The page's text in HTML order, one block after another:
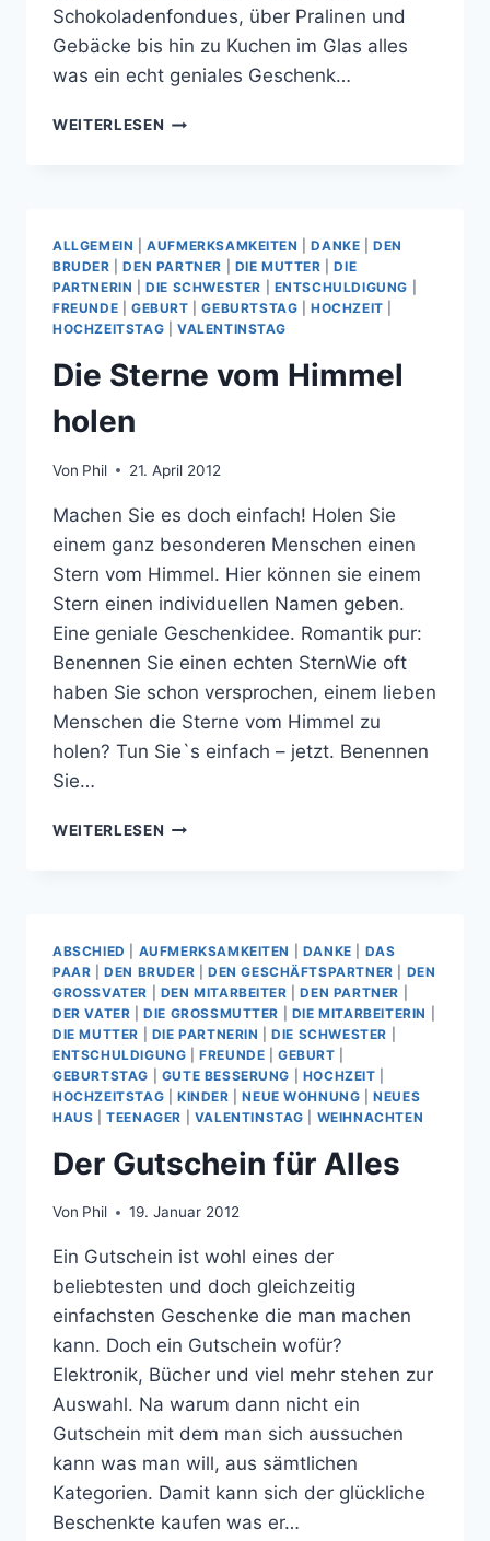
Schokoladenfondues, über Pralinen und
Gebäcke bis hin zu Kuchen im Glas alles
was ein echt geniales Geschenk…
WEITERLESEN SCHOKOLADE
ALLGEMEIN |AUFMERKSAMKEITEN |DANKE |DEN
BRUDER |DEN PARTNER DIE MUTTER |DIE
PARTNERIN |DIE SCHWESTER ENTSCHULDIGUNG
FREUNDE
GEBURT |GEBURTSTAG |HOCHZEIT
HOCHZEITSTAG
VALENTINSTAG
Die Sterne vom Himmel
holen
Von Phil 21. April 2012
Machen Sie es doch einfach! Holen Sie
einem ganz besonderen Menschen einen
Stern vom Himmel. Hier können sie einem
Stern einen individuellen Namen geben.
Eine geniale Geschenkidee. Romantik pur:
Benennen Sie einen echten SternWie oft
haben Sie schon versprochen, einem lieben
Menschen die Sterne vom Himmel zu
holen? Tun Sie`s einfach – jetzt. Benennen
Sie…
WEITERLESEN DIE
ABSCHIED AUFMERKSAMKEITEN DANKE
DAS
PAAR |DEN BRUDER DEN GESCHÄFTSPARTNER
DEN
GROSSVATER
DEN MITARBEITER |DEN PARTNER
DER VATER |DIE GROSSMUTTER DIE MITARBEITERIN
DIE MUTTER
DIE PARTNERIN |DIE SCHWESTER
ENTSCHULDIGUNG |FREUNDE |GEBURT
GEBURTSTAG
GUTE BESSERUNG HOCHZEIT
HOCHZEITSTAG
KINDER |NEUE WOHNUNG |NEUES
HAUS |TEENAGER VALENTINSTAG WEIHNACHTEN
Der Gutschein für Alles
Von Phil 19. Januar 2012
Ein Gutschein ist wohl eines der
beliebtesten und doch gleichzeitig
einfachsten Geschenke die man machen
kann. Doch ein Gutschein wofür?
Elektronik, Bücher und viel mehr stehen zur
Auswahl. Na warum dann nicht ein
Gutschein mit dem man sich aussuchen
kann was man will, aus sämtlichen
Kategorien. Damit kann sich der glückliche
Beschenkte kaufen was er…